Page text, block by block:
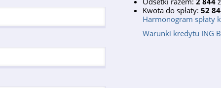
Kwota do spłaty: 52
Harmonogram spłaty
Warunki kredytu ING